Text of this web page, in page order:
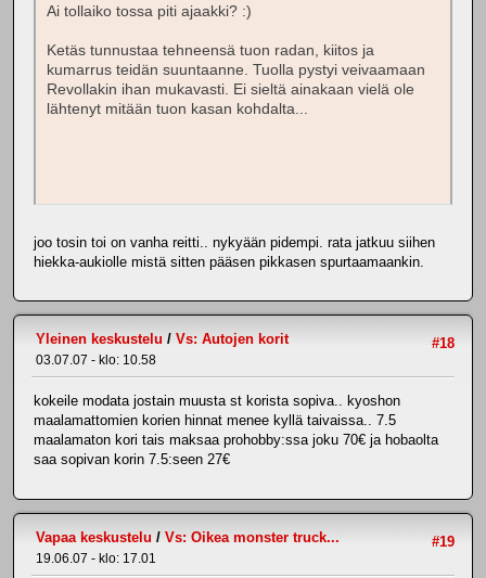
Ai tollaiko tossa piti ajaakki? :)
Ketäs tunnustaa tehneensä tuon radan, kiitos ja
kumarrus teidän suuntaanne. Tuolla pystyi veivaamaan
Revollakin ihan mukavasti. Ei sieltä ainakaan vielä ole
lähtenyt mitään tuon kasan kohdalta...
joo tosin toi on vanha reitti.. nykyään pidempi. rata jatkuu siihen
hiekka-aukiolle mistä sitten pääsen pikkasen spurtaamaankin.
#18
Yleinen keskustelu / Vs: Autojen korit
03.07.07 - klo: 10.58
kokeile modata jostain muusta st korista sopiva.. kyoshon
maalamattomien korien hinnat menee kyllä taivaissa.. 7.5
maalamaton kori tais maksaa prohobby:ssa joku 70€ ja hobaolta
saa sopivan korin 7.5:seen 27€
#19
Vapaa keskustelu / Vs: Oikea monster truck...
19.06.07 - klo: 17.01